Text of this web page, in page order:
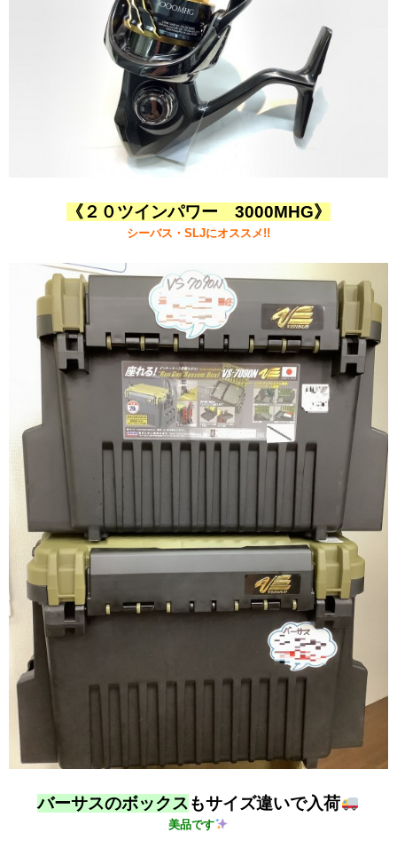
《２０ツインパワー 3000MHG》
シーバス・SLJにオススメ!!
バーサスのボックス もサイズ違いで入荷
美品です